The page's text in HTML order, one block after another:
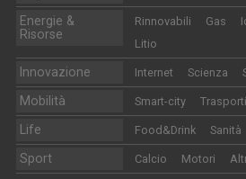
Energie &
Risorse
Rinnovabili Gas
Litio
Innovazione Internet Scienza
Mobilità Smart-city Trasporti
Life Food&Drink Sanità
Sport Calcio Motori